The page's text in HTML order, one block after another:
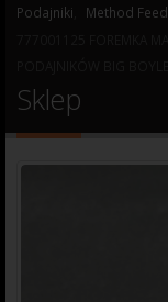
Podajniki
Method
Sklep